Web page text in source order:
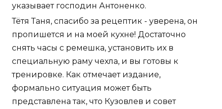
указывает господин Антоненко.
Тётя Таня, спасибо за рецептик - уверена, он
пропишется и на моей кухне! Достаточно
снять часы с ремешка, установить их в
специальную раму чехла, и вы готовы к
тренировке. Как отмечает издание,
формально ситуация может быть
представлена так, что Кузовлев и совет